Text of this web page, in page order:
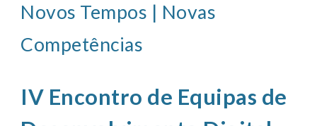
Novos Tempos | Novas
Competências
IV Encontro de Equipas de